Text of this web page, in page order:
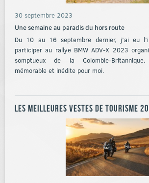
30 septembre 2023
Une semaine au paradis du hors route
Du 10 au 16 septembre dernier, j’ai eu
participer au rallye BMW ADV-X 2023
somptueux de la Colombie-
mémorable et inédite pour moi.
Les meilleures vestes de tourisme